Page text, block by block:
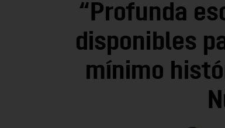
“Profunda
disponibles
mínimo